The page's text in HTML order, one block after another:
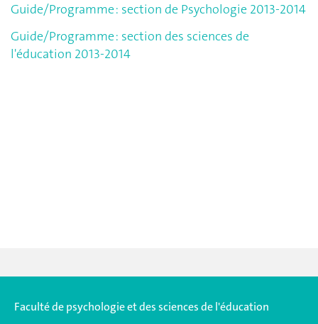
Guide/Programme : section de Psychologie 2013-2014
Guide/Programme : section des sciences de
l'éducation 2013-2014
Faculté de psychologie et des sciences de l'éducation